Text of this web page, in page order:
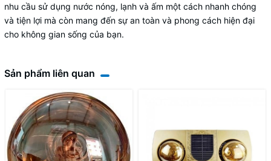
nhu cầu sử dụng nước nóng, lạnh và ấm một cách nhanh chóng
và tiện lợi mà còn mang đến sự an toàn và phong cách hiện đại
cho không gian sống của bạn.
Sản phẩm liên quan